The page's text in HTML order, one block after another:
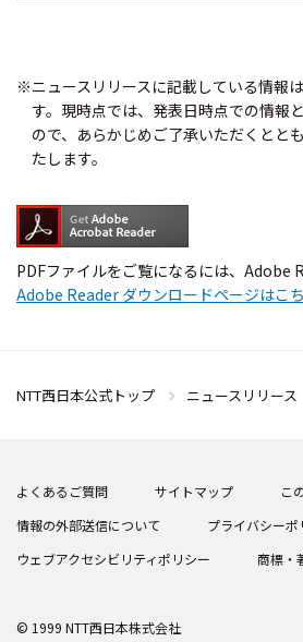
※ニュースリリースに記載している情報
す。現時点では、発表日時点での情報
ので、あらかじめご了承いただくとと
たします。
PDFファイルをご覧になるには、Adobe
Adobe Reader ダウンロードページはこ
NTT西日本公式トップ ニュースリリース
よくあるご質問 サイトマップ
こ
情報の外部送信について
プライバシーポ
ウェブアクセシビリティポリシー
商標・
© 1999 NTT西日本株式会社